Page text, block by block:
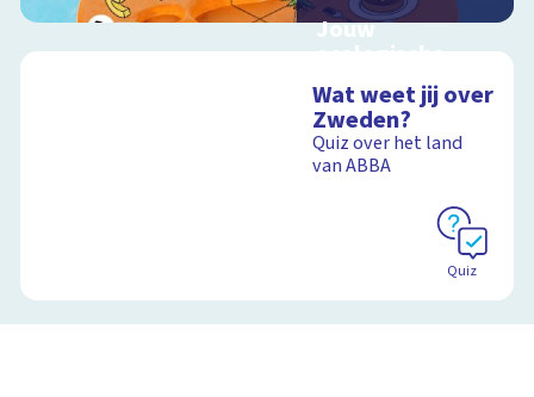
Jouw
ecologische
voetafdruk
Ontdek hoe jouw
levensstijl invloed
heeft op de aarde
Schoolplaat
Wat weet jij over
Zweden?
Quiz over het land
van ABBA
Quiz